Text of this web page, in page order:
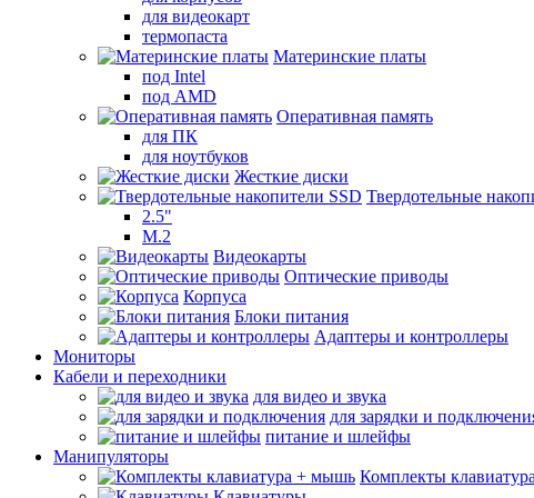
для видеокарт
термопаста
Материнские платы
под Intel
под AMD
Оперативная память
для ПК
для ноутбуков
Жесткие диски
Твердотельные
2.5"
M.2
Видеокарты
Оптические приводы
Корпуса
Блоки питания
Адаптеры и контроллеры
Мониторы
Кабели и переходники
для видео и звука
для зарядки и
питание и шлейфы
Манипуляторы
Комплекты